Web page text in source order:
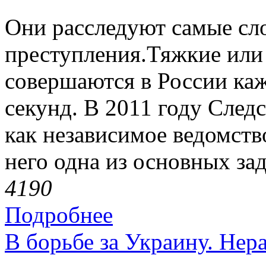
Они расследуют самые
преступления.Тяжкие
совершаются в России
секунд. В 2011 году
как независимое
него одна из основных
4190
Подробнее
В борьбе за Украину.